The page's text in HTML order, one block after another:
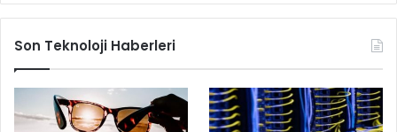
Son Teknoloji Haberleri